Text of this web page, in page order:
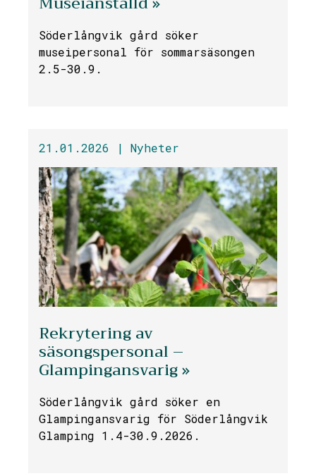
Söderlångvik gård söker
museipersonal för sommarsäsongen
2.5-30.9.
21.01.2026 | Nyheter
Rekrytering av
säsongspersonal –
Glampingansvarig »
Söderlångvik gård söker en
Glampingansvarig för Söderlångvik
Glamping 1.4-30.9.2026.